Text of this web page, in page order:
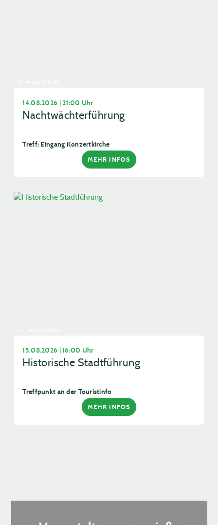
14.08.2026 | 21:00 Uhr
Nachtwächterführung
Treff: Eingang Konzertkirche
MEHR INFOS
15.08.2026 | 16:00 Uhr
Historische Stadtführung
Treffpunkt an der Touristinfo
MEHR INFOS